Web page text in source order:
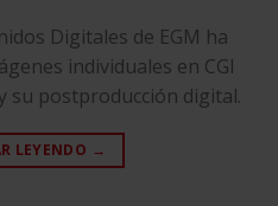
Digitales de EGM ha
individuales en CGI
su postproducción digital.
LEYENDO →